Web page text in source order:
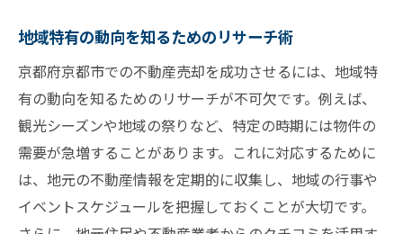
地域特有の動向を知るためのリサーチ術
京都府京都市での不動産売却を成功させるには、地域特
有の動向を知るためのリサーチが不可欠です。例えば、
観光シーズンや地域の祭りなど、特定の時期には物件の
需要が急増することがあります。これに対応するために
は、地元の不動産情報を定期的に収集し、地域の行事や
イベントスケジュールを把握しておくことが大切です。